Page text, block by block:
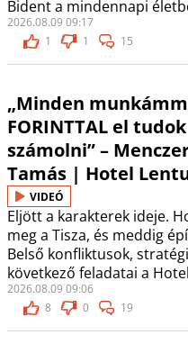
Bident a mindennapi
2026.08.09 09:17
1
1 15
„Minden
FORINTTAL el tudok
számolni” –
Tamás | Hotel
VIDEÓ
Eljött a karakterek ideje.
meg a Tisza, és meddig
Belső konfliktusok,
következő feladatai a
2026.08.09 09:06
8
0 19